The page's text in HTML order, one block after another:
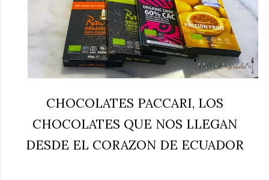
CHOCOLATES PACCARI, LOS
CHOCOLATES QUE NOS LLEGAN
DESDE EL CORAZON DE ECUADOR